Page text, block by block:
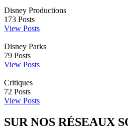
Disney Productions
173 Posts
View Posts
Disney Parks
79 Posts
View Posts
Critiques
72 Posts
View Posts
SUR NOS RÉSEAUX